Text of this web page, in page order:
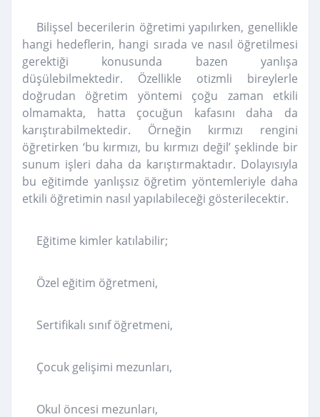
Bilişsel becerilerin öğretimi yapılırken, genellikle
hangi hedeflerin, hangi sırada ve nasıl öğretilmesi
gerektiği konusunda bazen yanlışa
düşülebilmektedir. Özellikle otizmli bireylerle
doğrudan öğretim yöntemi çoğu zaman etkili
olmamakta, hatta çocuğun kafasını daha da
karıştırabilmektedir. Örneğin kırmızı rengini
öğretirken ‘bu kırmızı, bu kırmızı değil’ şeklinde bir
sunum işleri daha da karıştırmaktadır. Dolayısıyla
bu eğitimde yanlışsız öğretim yöntemleriyle daha
etkili öğretimin nasıl yapılabileceği gösterilecektir.
Eğitime kimler katılabilir;
Özel eğitim öğretmeni,
Sertifikalı sınıf öğretmeni,
Çocuk gelişimi mezunları,
Okul öncesi mezunları,